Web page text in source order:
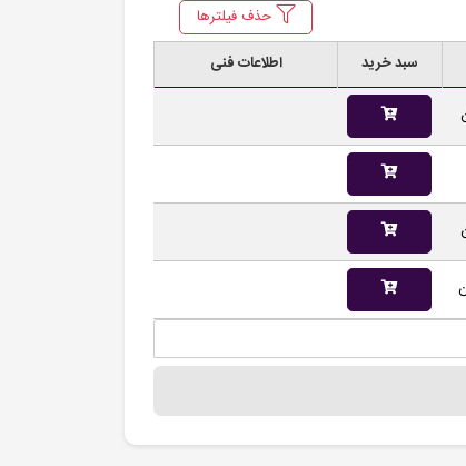
حذف فیلترها
سبد خرید اطلاعات فنی